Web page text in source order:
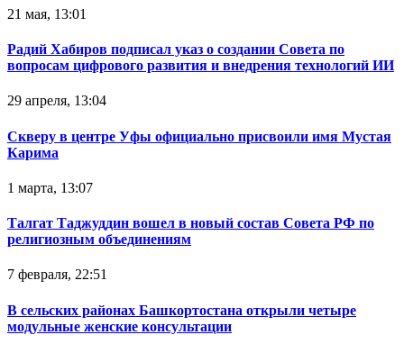
21 мая, 13:01
Радий Хабиров подписал указ о создании Совета по
вопросам цифрового развития и внедрения технологий ИИ
29 апреля, 13:04
Скверу в центре Уфы официально присвоили имя Мустая
Карима
1 марта, 13:07
Талгат Таджуддин вошел в новый состав Совета РФ по
религиозным объединениям
7 февраля, 22:51
В сельских районах Башкортостана открыли четыре
модульные женские консультации